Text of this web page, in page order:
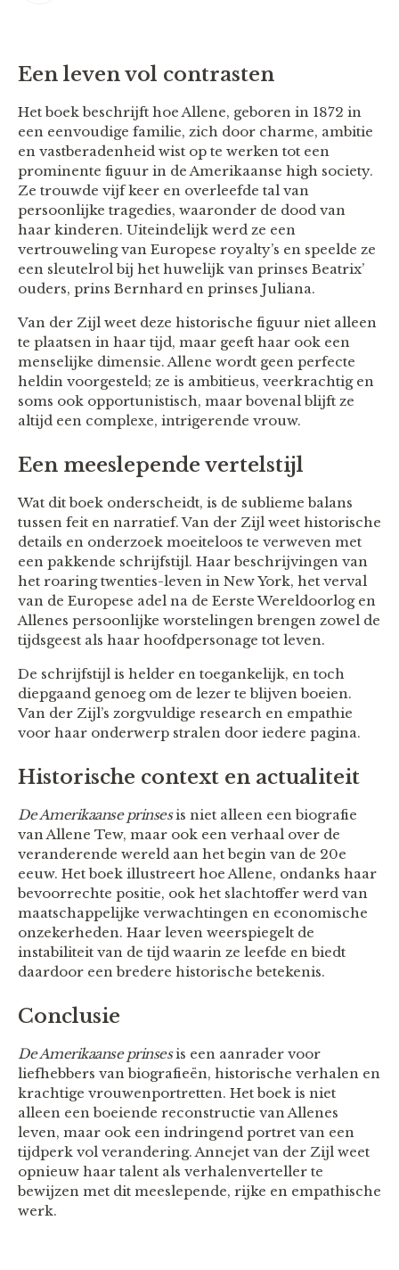
Een leven vol contrasten
Het boek beschrijft hoe Allene, geboren in 1872 in
een eenvoudige familie, zich door charme, ambitie
en vastberadenheid wist op te werken tot een
prominente figuur in de Amerikaanse high society.
Ze trouwde vijf keer en overleefde tal van
persoonlijke tragedies, waaronder de dood van
haar kinderen. Uiteindelijk werd ze een
vertrouweling van Europese royalty’s en speelde ze
een sleutelrol bij het huwelijk van prinses Beatrix’
ouders, prins Bernhard en prinses Juliana.
Van der Zijl weet deze historische figuur niet alleen
te plaatsen in haar tijd, maar geeft haar ook een
menselijke dimensie. Allene wordt geen perfecte
heldin voorgesteld; ze is ambitieus, veerkrachtig en
soms ook opportunistisch, maar bovenal blijft ze
altijd een complexe, intrigerende vrouw.
Een meeslepende vertelstijl
Wat dit boek onderscheidt, is de sublieme balans
tussen feit en narratief. Van der Zijl weet historische
details en onderzoek moeiteloos te verweven met
een pakkende schrijfstijl. Haar beschrijvingen van
het roaring twenties-leven in New York, het verval
van de Europese adel na de Eerste Wereldoorlog en
Allenes persoonlijke worstelingen brengen zowel de
tijdsgeest als haar hoofdpersonage tot leven.
De schrijfstijl is helder en toegankelijk, en toch
diepgaand genoeg om de lezer te blijven boeien.
Van der Zijl’s zorgvuldige research en empathie
voor haar onderwerp stralen door iedere pagina.
Historische context en actualiteit
De Amerikaanse prinsesis niet alleen een biografie
van Allene Tew, maar ook een verhaal over de
veranderende wereld aan het begin van de 20e
eeuw. Het boek illustreert hoe Allene, ondanks haar
bevoorrechte positie, ook het slachtoffer werd van
maatschappelijke verwachtingen en economische
onzekerheden. Haar leven weerspiegelt de
instabiliteit van de tijd waarin ze leefde en biedt
daardoor een bredere historische betekenis.
Conclusie
De Amerikaanse prinsesis een aanrader voor
liefhebbers van biografieën, historische verhalen en
krachtige vrouwenportretten. Het boek is niet
alleen een boeiende reconstructie van Allenes
leven, maar ook een indringend portret van een
tijdperk vol verandering. Annejet van der Zijl weet
opnieuw haar talent als verhalenverteller te
bewijzen met dit meeslepende, rijke en empathische
werk.